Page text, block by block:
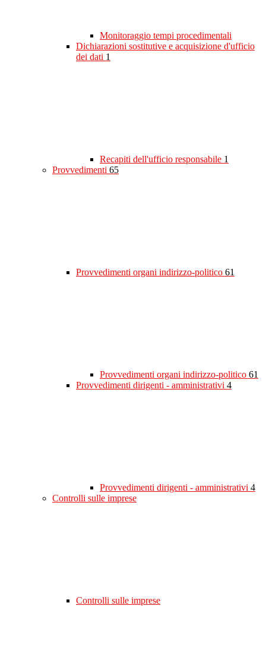
Monitoraggio tempi procedimentali
Dichiarazioni sostitutive e acquisizione d'ufficio
dei dati 1
Recapiti dell'ufficio responsabile 1
Provvedimenti 65
Provvedimenti organi indirizzo-politico 61
Provvedimenti organi indirizzo-politico 61
Provvedimenti dirigenti - amministrativi 4
Provvedimenti dirigenti - amministrativi 4
Controlli sulle imprese
Controlli sulle imprese